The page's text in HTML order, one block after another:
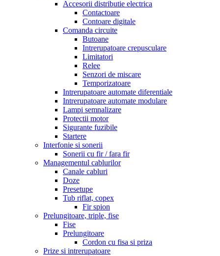
Accesorii distributie electrica
Contactoare
Contoare digitale
Comanda circuite
Butoane
Intrerupatoare crepusculare
Limitatori
Relee
Senzori de miscare
Temporizatoare
Intrerupatoare automate diferentiale
Intrerupatoare automate modulare
Lampi semnalizare
Protectii motor
Sigurante fuzibile
Startere
Interfonie si sonerii
Sonerii cu fir / fara fir
Managementul cablurilor
Canale cabluri
Doze
Presetupe
Tub riflat, copex
Fir spion
Prelungitoare, triple, fise
Fise
Prelungitoare
Cordon cu fisa si priza
Prize si intrerupatoare